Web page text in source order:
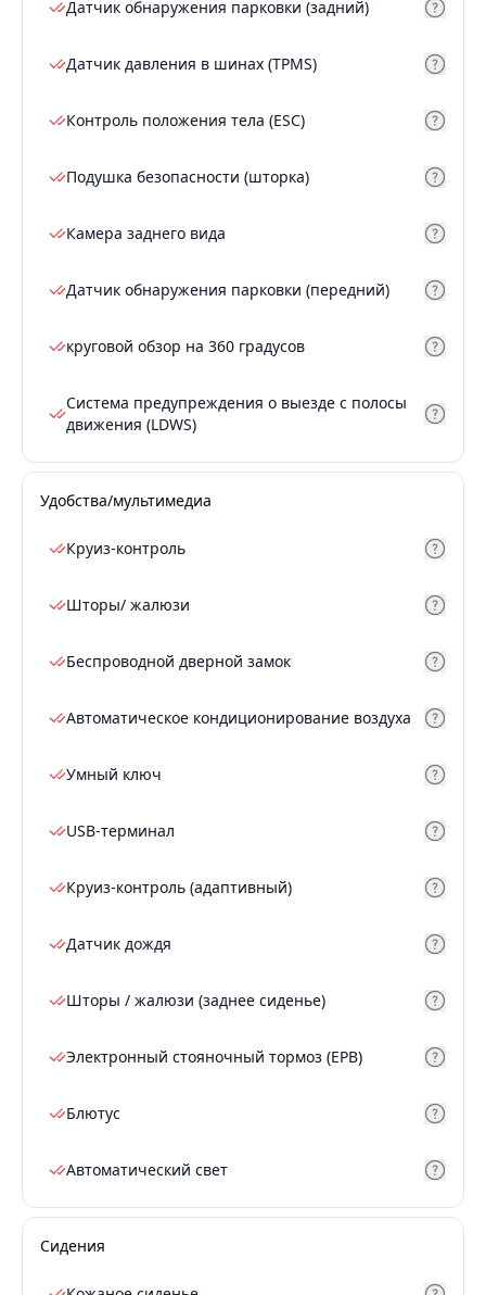
Датчик обнаружения парковки (задний)
Датчик давления в шинах (TPMS)
Контроль положения тела (ESC)
Подушка безопасности (шторка)
Камера заднего вида
Датчик обнаружения парковки (передний)
круговой обзор на 360 градусов
Система предупреждения о выезде с полосы
движения (LDWS)
Удобства/мультимедиа
Круиз-контроль
Шторы/ жалюзи
Беспроводной дверной замок
Автоматическое кондиционирование воздуха
Умный ключ
USB-терминал
Круиз-контроль (адаптивный)
Датчик дождя
Шторы / жалюзи (заднее сиденье)
Электронный стояночный тормоз (EPB)
Блютус
Автоматический свет
Сидения